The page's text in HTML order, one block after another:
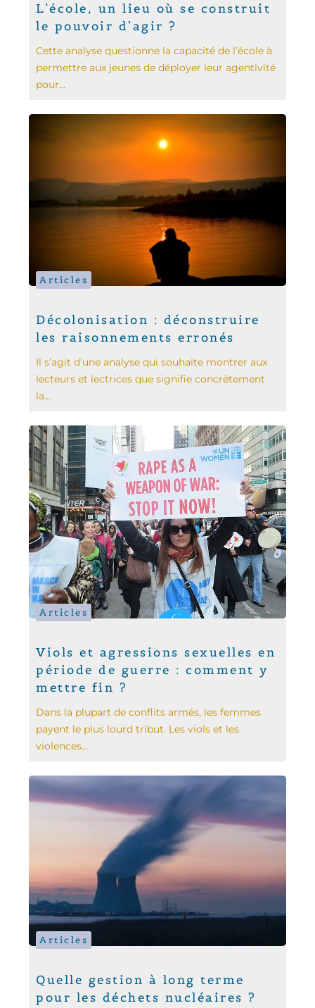
L’école, un lieu où se construit
le pouvoir d’agir ?
Cette analyse questionne la capacité de l’école à
permettre aux jeunes de déployer leur agentivité
pour...
Articles
Décolonisation : déconstruire
les raisonnements erronés
Il s’agit d’une analyse qui souhaite montrer aux
lecteurs et lectrices que signifie concrètement
la...
Articles
Viols et agressions sexuelles en
période de guerre : comment y
mettre fin ?
Dans la plupart de conflits armés, les femmes
payent le plus lourd tribut. Les viols et les
violences...
Articles
Quelle gestion à long terme
pour les déchets nucléaires ?